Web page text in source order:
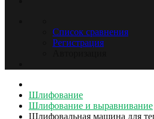
Список сравнения
Регистрация
Шлифование
Шлифование и выравнивание
Шлифовальная машина для